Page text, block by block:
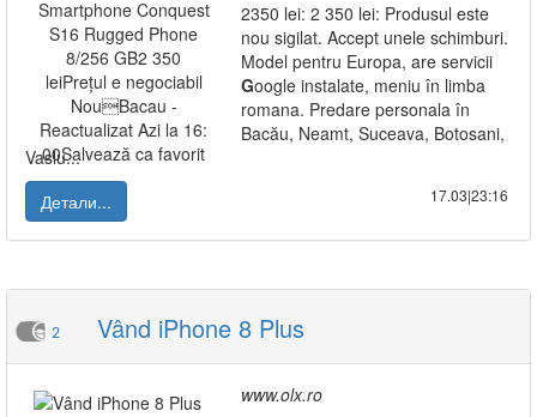
2350 lei: 2 350 lei: Produsul este
nou sigilat. Accept unele schimburi.
Model pentru Europa, are servicii
Google instalate, meniu în limba
romana. Predare personala în
Bacău, Neamt, Suceava, Botosani,
Vaslu...
Детали...
17.03|23:16
2 Vând iPhone 8 Plus
www.olx.ro